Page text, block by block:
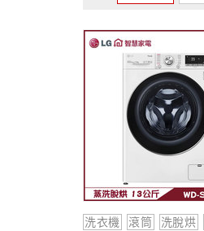
洗衣機 滾筒 洗脫烘